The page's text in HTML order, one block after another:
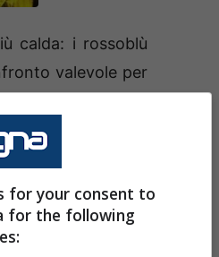
calda: i rossoblù
valevole per
Odgaard, pedina
1999 è stato
for your consent to
for the following